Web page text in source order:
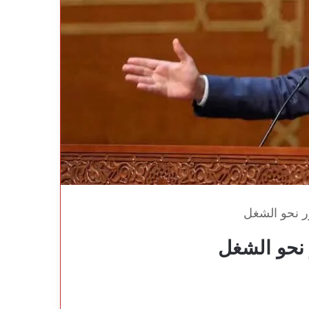
نحو الشغل
الشغل